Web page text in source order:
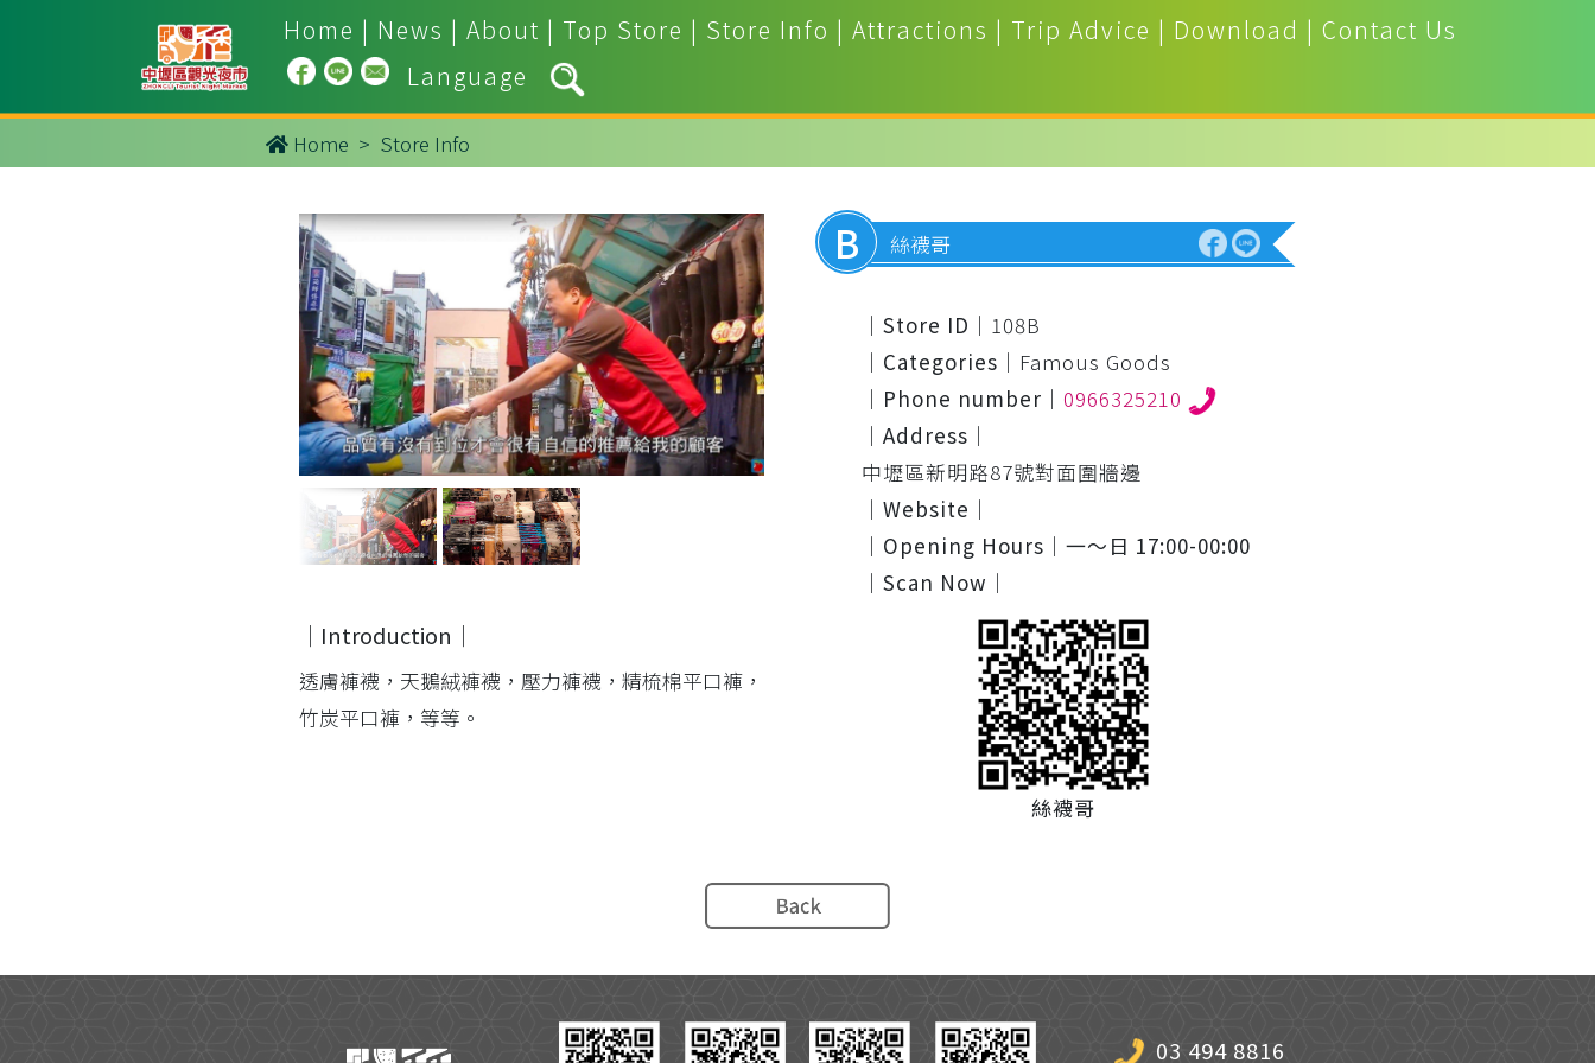
Home | News | About | Top Store | Store Info | Attractions | Trip Advice | Download | Contact Us
Language
Home > Store Info
｜Introduction｜
透膚褲襪，天鵝絨褲襪，壓力褲襪，精梳棉平口褲，
竹炭平口褲，等等。
B 絲襪哥
｜Store ID｜ 108B
｜Categories｜ Famous Goods
｜Phone number｜ 0966325210
｜Address｜
中壢區新明路87號對面圍牆邊
｜Website｜
｜Opening Hours｜ 一～日 17:00-00:00
｜Scan Now｜
絲襪哥
03 494 8816